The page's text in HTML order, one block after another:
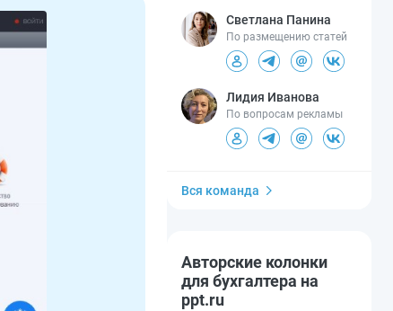
Светлана Панина
По размещению статей
Лидия Иванова
По вопросам рекламы
Вся команда
Авторские колонки
для бухгалтера на
ppt.ru